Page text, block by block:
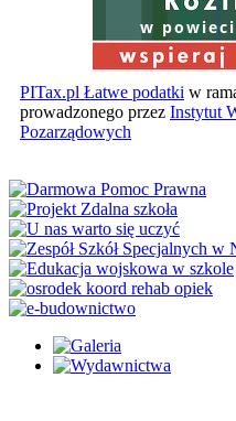
w
PITax.pl Łatwe podatki w
prowadzonego przez Instytut
Pozarządowych